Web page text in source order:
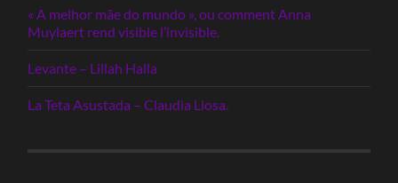
« A melhor mãe do mundo », ou comment Anna
Muylaert rend visible l’invisible.
Levante – Lillah Halla
La Teta Asustada – Claudia Llosa.